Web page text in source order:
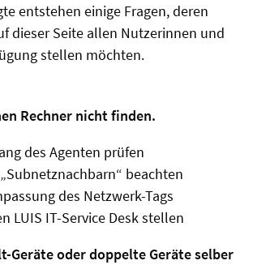
entstehen einige Fragen, deren
dieser Seite allen Nutzerinnen und
stellen möchten.
Rechner nicht finden.
des Agenten prüfen
beachten
des Netzwerk-Tags
LUIS IT-Service Desk stellen
Geräte oder doppelte Geräte selber